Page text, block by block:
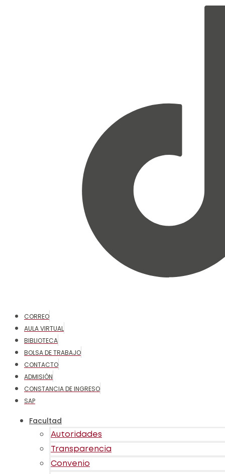
CORREO
AULA VIRTUAL
BIBLIOTECA
BOLSA DE TRABAJO
CONTACTO
ADMISIÓN
CONSTANCIA DE INGRESO
SAP
Facultad
Autoridades
Transparencia
Convenio